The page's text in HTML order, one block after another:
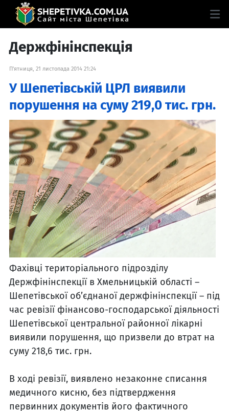
Держфінінспекція
П'ятниця, 21 листопада 2014 21:24
У Шепетівській ЦРЛ виявили
порушення на суму 219,0 тис. грн.
Фахівці територіального підрозділу
Держфінінспекції в Хмельницькій області –
Шепетівської об’єднаної держфінінспекції – під
час ревізії фінансово-господарської діяльності
Шепетівської центральної районної лікарні
виявили порушення, що призвели до втрат на
суму 218,6 тис. грн.
В ході ревізії, виявлено незаконне списання
медичного кисню, без підтвердження
первинних документів його фактичного